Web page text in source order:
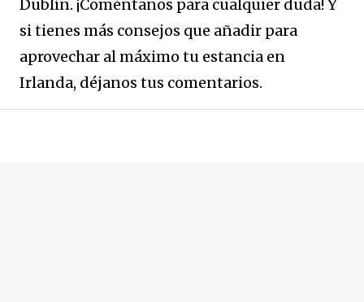
Dublín. ¡Coméntanos para cualquier duda! Y
si tienes más consejos que añadir para
aprovechar al máximo tu estancia en
Irlanda, déjanos tus comentarios.